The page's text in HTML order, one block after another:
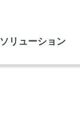
ソリューション